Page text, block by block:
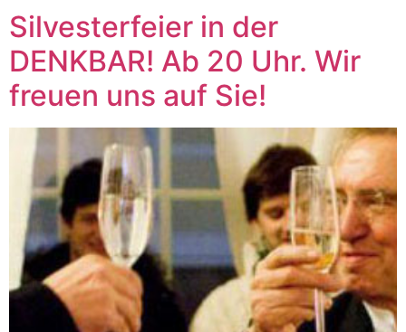
Silvesterfeier in der
DENKBAR! Ab 20 Uhr. Wir
freuen uns auf Sie!